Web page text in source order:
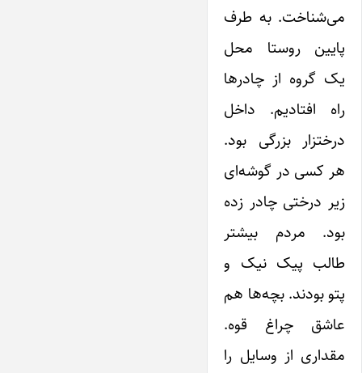
می‌شناخت. به طرف
پایین روستا محل
یک گروه از چادرها
راه افتادیم. داخل
درختزار بزرگی بود.
هر کسی در گوشه‌ای
زیر درختی چادر زده
بود. مردم بیشتر
طالب پیک نیک و
پتو بودند. بچه‌ها هم
عاشق چراغ قوه.
مقداری از وسایل را